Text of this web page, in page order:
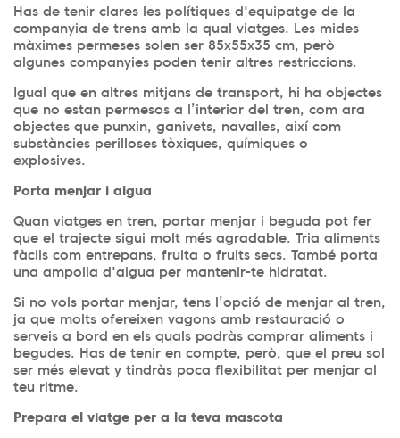
Has de tenir clares les polítiques d'equipatge de la
companyia de trens amb la qual viatges. Les mides
màximes permeses solen ser 85x55x35 cm, però
algunes companyies poden tenir altres restriccions.
Igual que en altres mitjans de transport, hi ha objectes
que no estan permesos a l’interior del tren, com ara
objectes que punxin, ganivets, navalles, així com
substàncies perilloses tòxiques, químiques o
explosives.
Porta menjar i aigua
Quan viatges en tren, portar menjar i beguda pot fer
que el trajecte sigui molt més agradable. Tria aliments
fàcils com entrepans, fruita o fruits secs. També porta
una ampolla d'aigua per mantenir-te hidratat.
Si no vols portar menjar, tens l’opció de menjar al tren,
ja que molts ofereixen vagons amb restauració o
serveis a bord en els quals podràs comprar aliments i
begudes. Has de tenir en compte, però, que el preu sol
ser més elevat y tindràs poca flexibilitat per menjar al
teu ritme.
Prepara el viatge per a la teva mascota